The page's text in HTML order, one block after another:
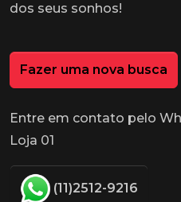
dos seus sonhos!
Fazer uma nova busca
Entre em contato pelo
Loja 01
(11)2512-9216